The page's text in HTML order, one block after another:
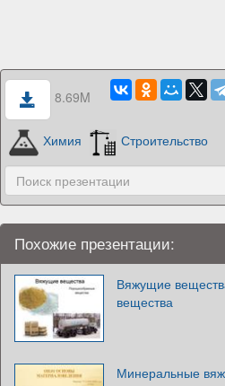
8.69M
Химия Строительство
Похожие презентации:
Вяжущие
вещества
Минеральные